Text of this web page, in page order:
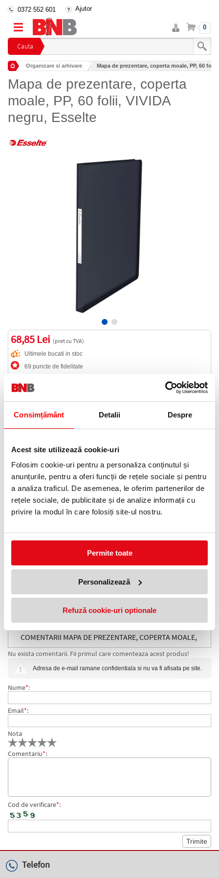
Consimțământ Detalii Despre
Acest site utilizează cookie-uri
Folosim cookie-uri pentru a personaliza conținutul și
anunțurile, pentru a oferi funcții de rețele sociale și pentru
a analiza traficul. De asemenea, le oferim partenerilor de
rețele sociale, de publicitate și de analize informații cu
privire la modul în care folosiți site-ul nostru.
Permite toate
Personalizează
Refuză cookie-uri optionale
Cauta
0372 552 601 Ajutor
Intra
in
cont
Cos 0
Organizare si arhivare
Mapa de prezentare, coperta moale, PP, 60 foli...
Mapa de prezentare, coperta
moale, PP, 60 folii, VIVIDA
negru, Esselte
68,85 Lei (pret cu TVA)
Ultimele bucati in stoc
69 puncte de fidelitate
Bucati:
Telefon:
Adauga in wishlist
Mapă de calitate cu copertă moale, în design VIVIDA. Material PP
de 0.36 mm grosime, translucid. Capacitate: 60 de folii pentru
120 de coli. Ideală pentru stocarea și prezentarea documentelor.
Se completează perfect cu celelalte produse din gama VIVIDA.
60 de folii cu deschidere superioară, ce faciliteaza prezentarea și
Textură plăcută la atingere, cu gravură VIVIDA și material moale.
Prevăzută cu etichetă pe cotor în design VIVIDA, pentru
identificarea rapidă a conținutului.
Capacitate: 120 coli A4 (80 gsm), 2 coli per filă
Culoare: Negru VIVIDA
Dimensiuni: 21 x 310 x 235 mm
COMENTARII MAPA DE PREZENTARE, COPERTA MOALE,
PP, 60 FOLII, VIVIDA NEGRU, ESSELTE
Nu exista comentarii. Fii primul care comenteaza acest produs!
Adresa de e-mail ramane confidentiala si nu va fi afisata pe site.
Nume*:
Email*:
Nota
Comentariu*:
Cod de verificare*:
Telefon